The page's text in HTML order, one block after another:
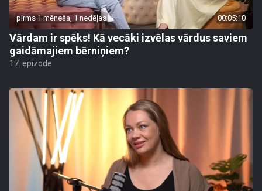
pirms 1 mēneša, 1 nedēļas 00:05:10
Vārdam ir spēks! Kā vecāki izvēlas vārdus saviem
gaidāmajiem bērniņiem?
17. epizode